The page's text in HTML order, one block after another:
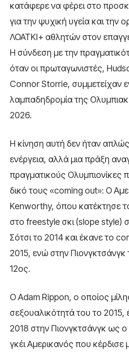
κατάφερε να φέρει στο
για την ψυχική υγεία και την
ΛΟΑΤΚΙ+ αθλητών στον
Η σύνδεση με την
όταν οι πρωταγωνιστές,
Connor Storrie, συμμετείχαν
λαμπαδηδρομία της
2026.
Η κίνηση αυτή δεν ήταν
ενέργεια, αλλά μια πράξη
πραγματικούς Ολυμπιονίκες
δικό τους «coming out»: Ο
Kenworthy, όπου κατέκτησε
στο freestyle σκι (slope style)
Σότσι το 2014 και έκανε το
2015, ενώ στην Πιονγκτσάνγκ
12ος.
Ο Adam Rippon, ο οποίος
σεξουαλικότητά του το 2015,
2018 στην Πιονγκτσάνγκ ως
γκέι Αμερικανός που κέρδισε